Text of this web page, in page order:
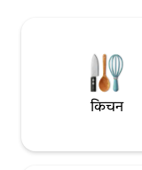
किचन